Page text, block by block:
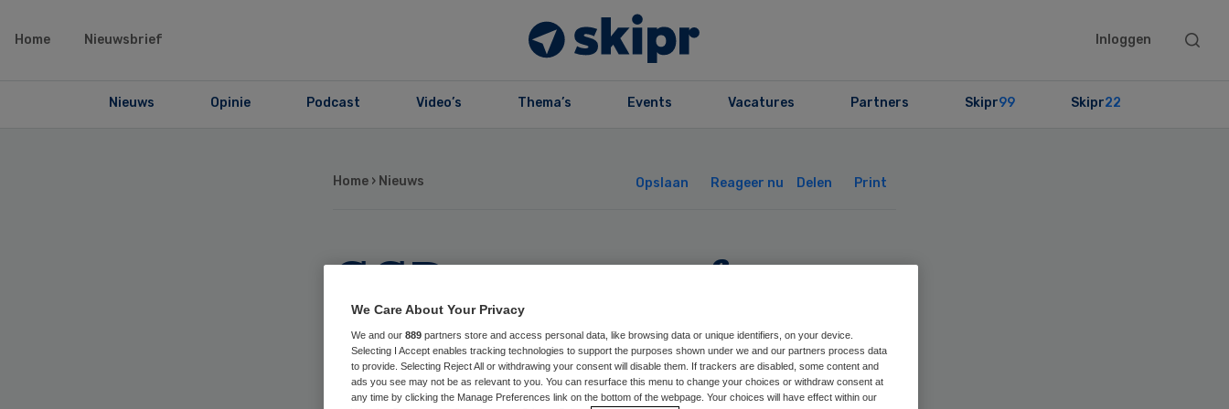
Home Nieuwsbrief Inloggen
Search
Nieuws Opinie Podcast Video’s Thema’s Events Vacatures Partners Skipr99 Skipr22
Home › Nieuws Opslaan Reageer nu Delen Print
GGD start proef met
online-soa-testen
We Care About Your Privacy
We and our 889 partners store and access personal data, like browsing data or unique identifiers, on your device.
Selecting I Accept enables tracking technologies to support the purposes shown under we and our partners process data
to provide. Selecting Reject All or withdrawing your consent will disable them. If trackers are disabled, some content and
ads you see may not be as relevant to you. You can resurface this menu to change your choices or withdraw consent at
any time by clicking the Manage Preferences link on the bottom of the webpage. Your choices will have effect within our